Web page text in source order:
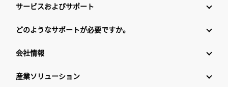
サービスおよびサポート
どのようなサポートが必要ですか。
会社情報
産業ソリューション